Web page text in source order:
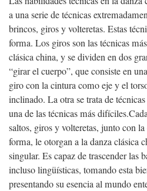
a una serie de técnicas
brincos, giros y volteretas. Estas
forma. Los giros son las técnicas
clásica china, y se dividen en dos
“girar el cuerpo”, que consiste en
giro con la cintura como eje y el
inclinado. La otra se trata de
una de las técnicas más difíciles.
saltos, giros y volteretas, junto con
forma, le otorgan a la danza clásica
singular. Es capaz de trascender las
incluso lingüísticas, tomando esta
presentando su esencia al mundo